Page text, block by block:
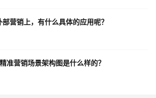
营销上，有什么具体的应用呢？
准营销场景架构图是什么样的？